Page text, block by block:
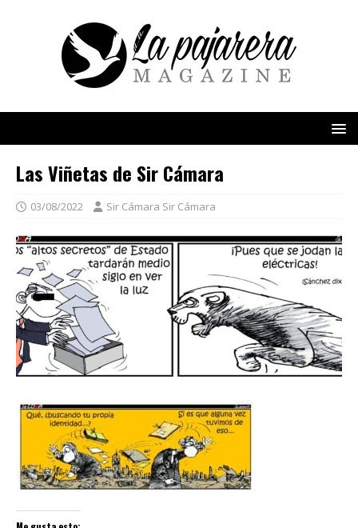
Las Viñetas de Sir Cámara
03/08/2022 Sir Cámara Sir Cámara